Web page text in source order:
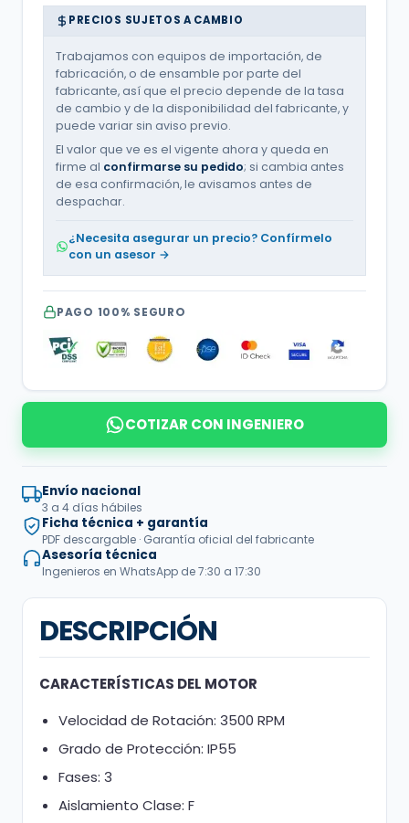
PRECIOS SUJETOS A CAMBIO
Trabajamos con equipos de importación, de
fabricación, o de ensamble por parte del
fabricante, así que el precio depende de la tasa
de cambio y de la disponibilidad del fabricante, y
puede variar sin aviso previo.
El valor que ve es el vigente ahora y queda en
firme al confirmarse su pedido; si cambia antes
de esa confirmación, le avisamos antes de
despachar.
¿Necesita asegurar un precio? Confírmelo
con un asesor →
PAGO 100% SEGURO
COTIZAR CON INGENIERO
Envío nacional
3 a 4 días hábiles
Ficha técnica + garantía
PDF descargable · Garantía oficial del fabricante
Asesoría técnica
Ingenieros en WhatsApp de 7:30 a 17:30
DESCRIPCIÓN
CARACTERÍSTICAS DEL MOTOR
Velocidad de Rotación: 3500 RPM
Grado de Protección: IP55
Fases: 3
Aislamiento Clase: F